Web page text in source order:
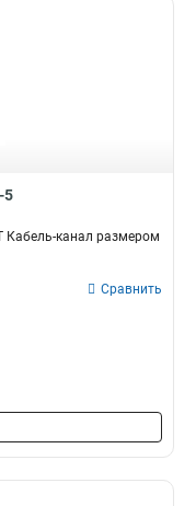
5
Кабель-канал размером
Сравнить